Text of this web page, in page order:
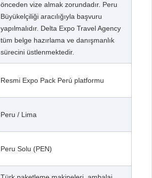
önceden vize almak zorundadır. Peru
Büyükelçiliği aracılığıyla başvuru
yapılmalıdır. Delta Expo Travel Agency
tüm belge hazırlama ve danışmanlık
sürecini üstlenmektedir.
Resmi Expo Pack Perú platformu
Peru / Lima
Peru Solu (PEN)